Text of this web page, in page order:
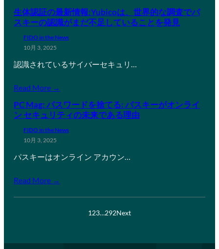
生体認証の最新情報:Yubicoは、世界的な調査でパ
スキーの認識がまだ不足していることを発見
FIDO in the News
10月 3, 2025
認識されているサイバーセキュリ…
Read More →
PC Mag: パスワードを捨てる: パスキーがオンライ
ン セキュリティの未来である理由
FIDO in the News
10月 3, 2025
パスキーはオンライン アカウン…
Read More →
123…292Next